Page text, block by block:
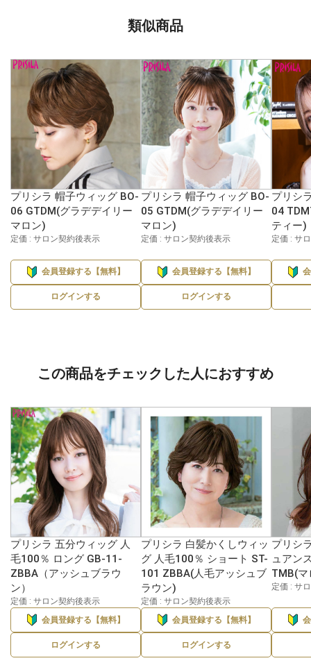
類似商品
プリシラ 帽子ウィッグ BO-
06 GTDM(グラデデイリー
マロン)
定価 : サロン契約後表示
会員登録する【無料】
ログインする
プリシラ 帽子ウィッグ BO-
05 GTDM(グラデデイリー
マロン)
定価 : サロン契約後表示
会員登録する【無料】
ログインする
プリシ
04
ティー)
定価 : サ
この商品をチェックした人におすすめ
プリシラ 五分ウィッグ 人
毛100％ ロング GB-11-
ZBBA（アッシュブラウ
ン）
定価 : サロン契約後表示
会員登録する【無料】
ログインする
プリシラ 白髪かくしウィッ
グ 人毛100％ ショート ST-
101 ZBBA(人毛アッシュブ
ラウン)
定価 : サロン契約後表示
会員登録する【無料】
ログインする
プリシ
ュアン
TMB(
定価 : サ